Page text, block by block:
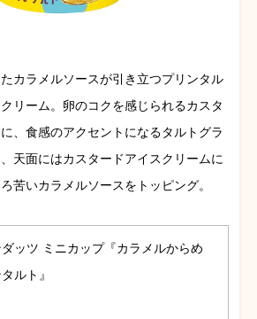
カラメルソースが引き立つプリンタル
リーム。卵のコクを感じられるカスタ
、食感のアクセントになるタルトグラ
天面にはカスタードアイスクリームに
苦いカラメルソースをトッピング。
ッツ ミニカップ『カラメルからめ
ルト』